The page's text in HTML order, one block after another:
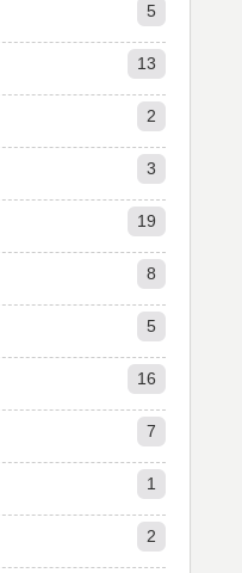
5
13
2
3
19
8
5
16
7
1
2